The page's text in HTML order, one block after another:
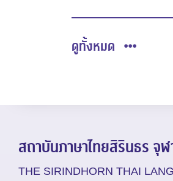
ดูทั้งหมด
สถาบันภาษาไทยสิรินธร จุ
THE SIRINDHORN THAI